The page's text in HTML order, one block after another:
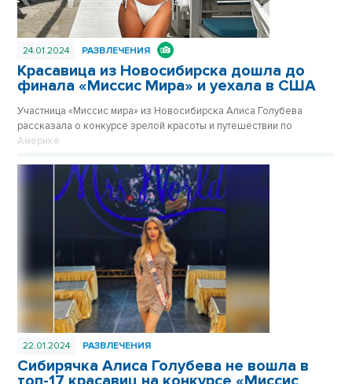
24.01.2024 РАЗВЛЕЧЕНИЯ
Красавица из Новосибирска дошла до
финала «Миссис Мира» и уехала в США
Участница «Миссис мира» из Новосибирска Алиса Голубева
рассказала о конкурсе зрелой красоты и путешествии по
Америке.
22.01.2024 РАЗВЛЕЧЕНИЯ
Сибирячка Алиса Голубева не вошла в